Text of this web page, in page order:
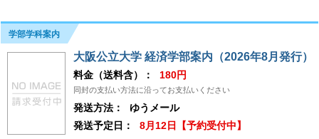
学部学科案内
大阪公立大学 経済学部案内（2026年8月発行）
料金（送料含）： 180円
同封の支払い方法に沿ってお支払いください
発送方法：
ゆうメール
発送予定日：
8月12日【予約受付中】